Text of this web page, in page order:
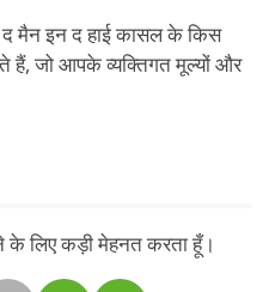
मैन इन द हाई कासल के किस
जो आपके व्यक्तिगत मूल्यों और
लिए कड़ी मेहनत करता हूँ।